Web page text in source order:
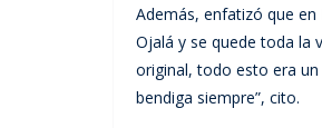
Además, enfatizó que
Ojalá y se quede toda la
original, todo esto era
bendiga siempre”, cito.